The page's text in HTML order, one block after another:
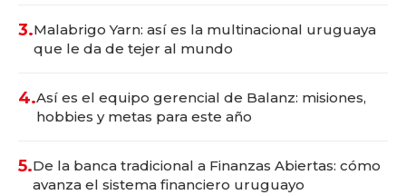
3.Malabrigo Yarn: así es la multinacional uruguaya
que le da de tejer al mundo
4.Así es el equipo gerencial de Balanz: misiones,
hobbies y metas para este año
5.De la banca tradicional a Finanzas Abiertas: cómo
avanza el sistema financiero uruguayo